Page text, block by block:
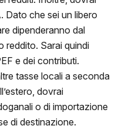
Dato che sei un libero
dipenderanno dal
reddito. Sarai quindi
e dei contributi.
tasse locali a seconda
dovrai
o di importazione
di destinazione.